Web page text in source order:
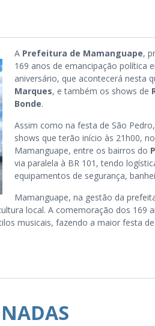
A Prefeitura de Mamanguape,
169 anos de emancipação política
aniversário, que acontecerá nesta
Marques, e também os shows de
Bonde.
Assim como na festa de São
shows que terão início às 21h00, no
Mamanguape, entre os bairros do
via paralela à BR 101, tendo
equipamentos de segurança,
Mamanguape, na gestão da
local. A comemoração dos 169
musicais, fazendo a maior festa